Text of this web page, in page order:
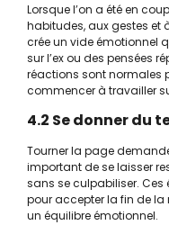
Lorsque l’on a été en
habitudes, aux gestes et
crée un vide émotionnel
sur l’ex ou des pensées
réactions sont normales
commencer à travailler
4.2 Se donner du
Tourner la page
important de se laisser
sans se culpabiliser.
pour accepter la fin de la
un équilibre émotionnel.